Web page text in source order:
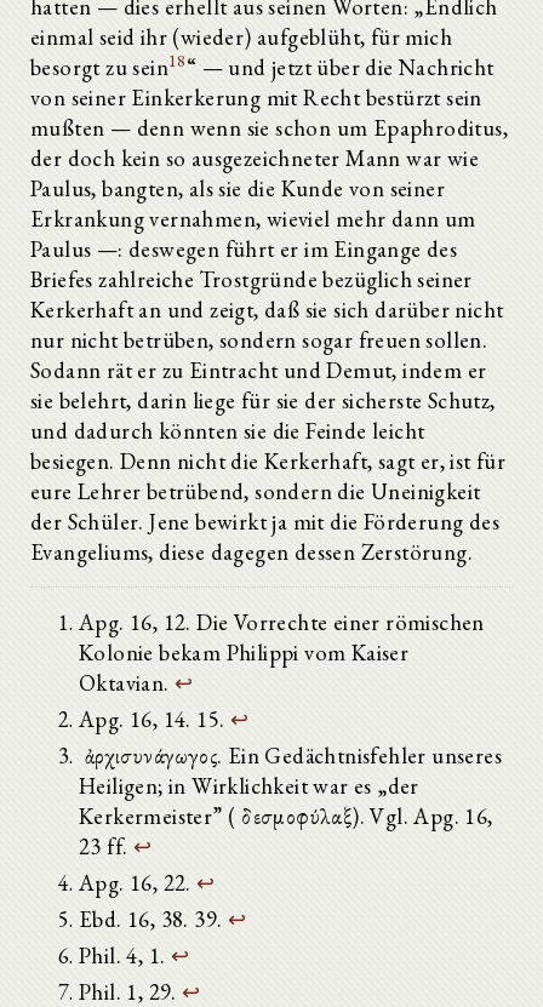
hatten — dies erhellt aus seinen Worten: „Endlich
einmal seid ihr (wieder) aufgeblüht, für mich
besorgt zu sein18“ — und jetzt über die Nachricht
von seiner Einkerkerung mit Recht bestürzt sein
mußten — denn wenn sie schon um Epaphroditus,
der doch kein so ausgezeichneter Mann war wie
Paulus, bangten, als sie die Kunde von seiner
Erkrankung vernahmen, wieviel mehr dann um
Paulus —: deswegen führt er im Eingange des
Briefes zahlreiche Trostgründe bezüglich seiner
Kerkerhaft an und zeigt, daß sie sich darüber nicht
nur nicht betrüben, sondern sogar freuen sollen.
Sodann rät er zu Eintracht und Demut, indem er
sie belehrt, darin liege für sie der sicherste Schutz,
und dadurch könnten sie die Feinde leicht
besiegen. Denn nicht die Kerkerhaft, sagt er, ist für
eure Lehrer betrübend, sondern die Uneinigkeit
der Schüler. Jene bewirkt ja mit die Förderung des
Evangeliums, diese dagegen dessen Zerstörung.
Apg. 16, 12. Die Vorrechte einer römischen
Kolonie bekam Philippi vom Kaiser
Oktavian.↩
Apg. 16, 14. 15. ↩
ὁ ἀρχισυνάγωγος. Ein Gedächtnisfehler unseres
Heiligen; in Wirklichkeit war es „der
Kerkermeister” (ὁ δεσμοφύλαξ). Vgl. Apg. 16,
23 ff. ↩
Apg. 16, 22. ↩
Ebd. 16, 38. 39. ↩
Phil. 4, 1. ↩
Phil. 1, 29. ↩